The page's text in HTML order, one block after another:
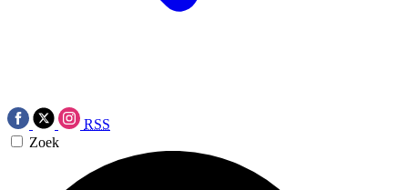
RSS
Zoek